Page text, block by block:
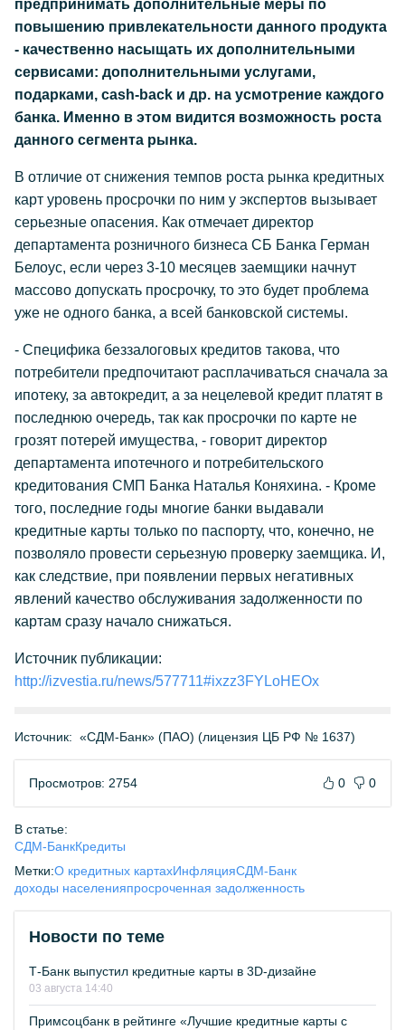
предпринимать дополнительные меры по
повышению привлекательности данного продукта
- качественно насыщать их дополнительными
сервисами: дополнительными услугами,
подарками, cash-back и др. на усмотрение каждого
банка. Именно в этом видится возможность роста
данного сегмента рынка.
В отличие от снижения темпов роста рынка кредитных
карт уровень просрочки по ним у экспертов вызывает
серьезные опасения. Как отмечает директор
департамента розничного бизнеса СБ Банка Герман
Белоус, если через 3-10 месяцев заемщики начнут
массово допускать просрочку, то это будет проблема
уже не одного банка, а всей банковской системы.
- Специфика беззалоговых кредитов такова, что
потребители предпочитают расплачиваться сначала за
ипотеку, за автокредит, а за нецелевой кредит платят в
последнюю очередь, так как просрочки по карте не
грозят потерей имущества, - говорит директор
департамента ипотечного и потребительского
кредитования СМП Банка Наталья Коняхина. - Кроме
того, последние годы многие банки выдавали
кредитные карты только по паспорту, что, конечно, не
позволяло провести серьезную проверку заемщика. И,
как следствие, при появлении первых негативных
явлений качество обслуживания задолженности по
картам сразу начало снижаться.
Источник публикации:
http://izvestia.ru/news/577711#ixzz3FYLoHEOx
Источник: «СДМ-Банк» (ПАО) (лицензия ЦБ РФ № 1637)
Просмотров: 2754 0 0
В статье:
СДМ-БанкКредиты
Метки:О кредитных картахИнфляцияСДМ-Банк
доходы населенияпросроченная задолженность
Новости по теме
Т-Банк выпустил кредитные карты в 3D-дизайне
03 августа 14:40
Примсоцбанк в рейтинге «Лучшие кредитные карты с